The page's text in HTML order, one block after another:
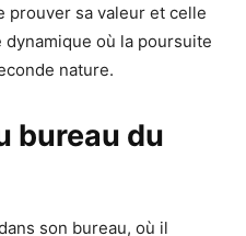
prouver sa valeur et celle
où la poursuite
nature.
bureau du
son bureau, où il